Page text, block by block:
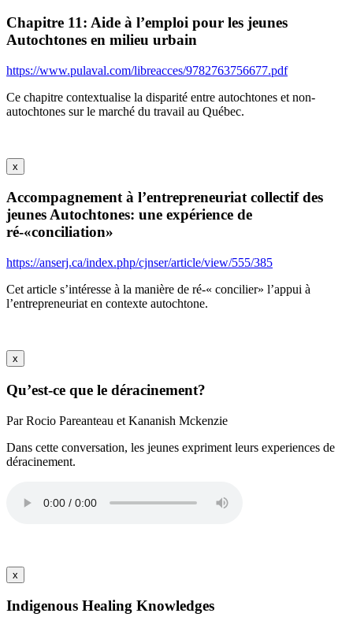
Chapitre 11: Aide à l’emploi pour les jeunes
Autochtones en milieu urbain
https://www.pulaval.com/libreacces/9782763756677.pdf
Ce chapitre contextualise la disparité entre autochtones et non-
autochtones sur le marché du travail au Québec.
x
Accompagnement à l’entrepreneuriat collectif des
jeunes Autochtones: une expérience de
ré-«conciliation»
https://anserj.ca/index.php/cjnser/article/view/555/385
Cet article s’intéresse à la manière de ré-« concilier» l’appui à
l’entrepreneuriat en contexte autochtone.
x
Qu’est-ce que le déracinement?
Par Rocio Pareanteau et Kananish Mckenzie
Dans cette conversation, les jeunes expriment leurs experiences de
déracinement.
x
Indigenous Healing Knowledges